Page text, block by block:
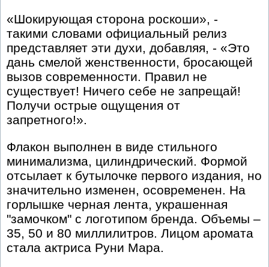
«Шокирующая сторона роскоши», -
такими словами официальный релиз
представляет эти духи, добавляя, - «Это
дань смелой женственности, бросающей
вызов современности. Правил не
существует! Ничего себе не запрещай!
Получи острые ощущения от
запретного!».
Флакон выполнен в виде стильного
минимализма, цилиндрический. Формой
отсылает к бутылочке первого издания, но
значительно изменен, осовременен. На
горлышке черная лента, украшенная
"замочком" с логотипом бренда. Объемы –
35, 50 и 80 миллилитров. Лицом аромата
стала актриса Руни Мара.